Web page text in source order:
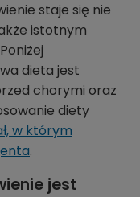
staje się nie
istotnym
dieta jest
chorymi oraz
diety
w którym
.
jest